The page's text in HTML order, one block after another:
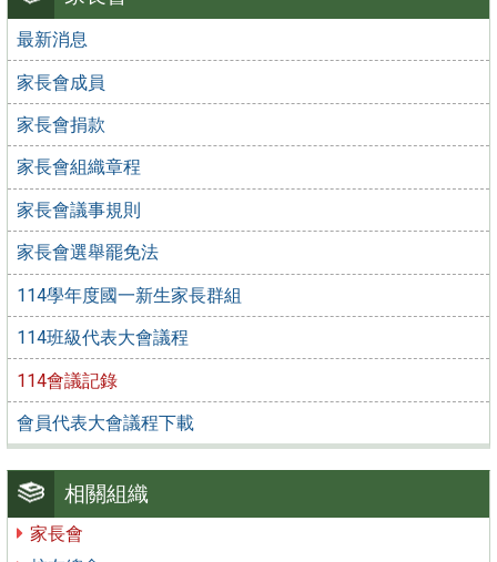
最新消息
家長會成員
家長會捐款
家長會組織章程
家長會議事規則
家長會選舉罷免法
114學年度國一新生家長群組
114班級代表大會議程
114會議記錄
會員代表大會議程下載
相關組織
家長會